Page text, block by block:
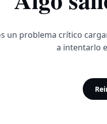
un problema crítico
a intentarlo